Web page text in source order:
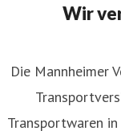
Wir
Die Mannheimer
Transportwaren